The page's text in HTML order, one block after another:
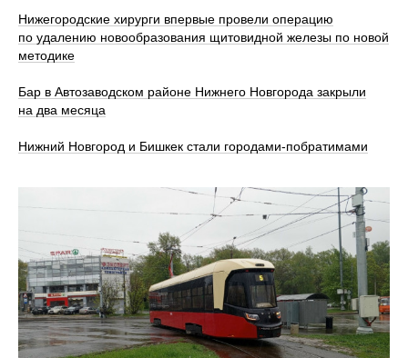
Нижегородские хирурги впервые провели операцию
по удалению новообразования щитовидной железы по новой
методике
Бар в Автозаводском районе Нижнего Новгорода закрыли
на два месяца
Нижний Новгород и Бишкек стали городами-побратимами